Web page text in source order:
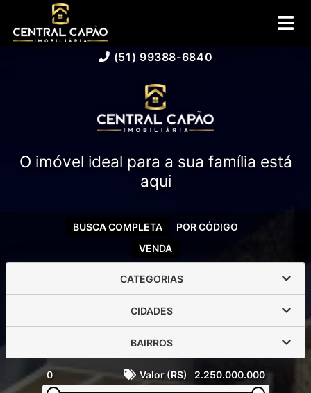
(51) 99388-6840
O imóvel ideal para a sua família está
aqui
VENDA
BUSCA COMPLETA POR CÓDIGO
CATEGORIAS
CIDADES
BAIRROS
0 Valor (R$) 2.250.000.000